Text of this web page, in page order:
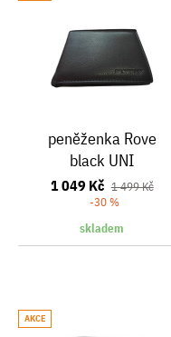
peněženka Rove
black UNI
1 049 Kč 1 499 Kč
-30 %
skladem
AKCE